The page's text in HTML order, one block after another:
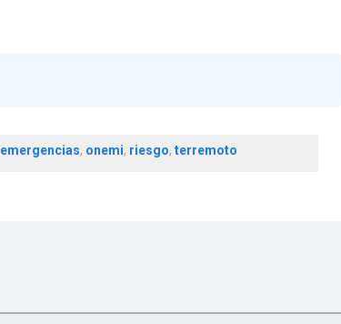
emergencias, onemi, riesgo, terremoto